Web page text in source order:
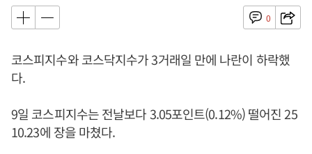
0
코스피지수와 코스닥지수가 3거래일 만에 나란이 하락했
다.
9일 코스피지수는 전날보다 3.05포인트(0.12%) 떨어진 25
10.23에 장을 마쳤다.